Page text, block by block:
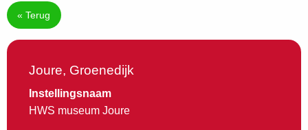
« Terug
Joure, Groenedijk
Instellingsnaam
HWS museum Joure